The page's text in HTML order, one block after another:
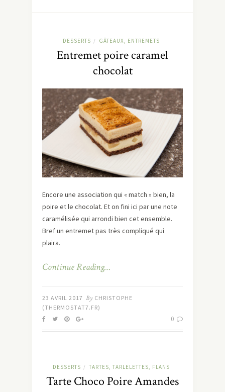
DESSERTS / GÂTEAUX, ENTREMETS
Entremet poire caramel
chocolat
Encore une association qui « match » bien, la
poire et le chocolat. Et on fini ici par une note
caramélisée qui arrondi bien cet ensemble.
Bref un entremet pas très compliqué qui
plaira.
Continue Reading…
23 AVRIL 2017 By CHRISTOPHE
(THERMOSTAT7.FR)
0
DESSERTS / TARTES, TARLELETTES, FLANS
Tarte Choco Poire Amandes